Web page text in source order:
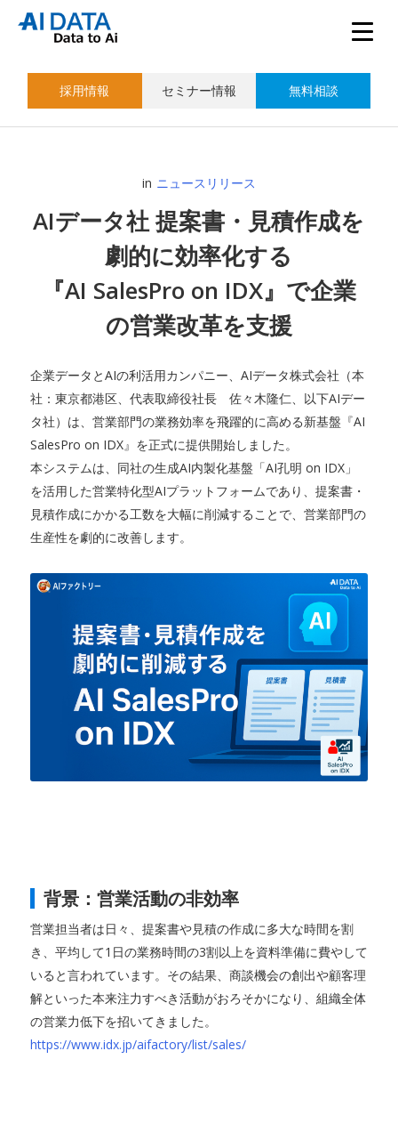
採用情報 セミナー情報 無料相談
in ニュースリリース
AIデータ社 提案書・見積作成を
劇的に効率化する
『AI SalesPro on IDX』で企業
の営業改革を支援
企業データとAIの利活用カンパニー、AIデータ株式会社（本
社：東京都港区、代表取締役社長 佐々木隆仁、以下AIデー
タ社）は、営業部門の業務効率を飛躍的に高める新基盤『AI
SalesPro on IDX』を正式に提供開始しました。
本システムは、同社の生成AI内製化基盤「AI孔明 on IDX」
を活用した営業特化型AIプラットフォームであり、提案書・
見積作成にかかる工数を大幅に削減することで、営業部門の
生産性を劇的に改善します。
背景：営業活動の非効率
営業担当者は日々、提案書や見積の作成に多大な時間を割
き、平均して1日の業務時間の3割以上を資料準備に費やして
いると言われています。その結果、商談機会の創出や顧客理
解といった本来注力すべき活動がおろそかになり、組織全体
の営業力低下を招いてきました。
https://www.idx.jp/aifactory/list/sales/